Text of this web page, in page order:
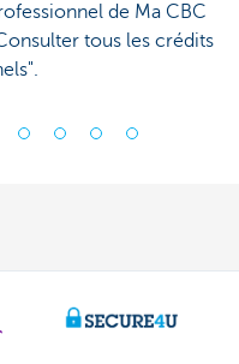
de Ma CBC
tous les crédits